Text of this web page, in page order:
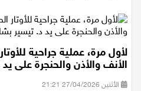
لأول مرة، عملية جراحية
الأنف والأذن والحنجرة على يد